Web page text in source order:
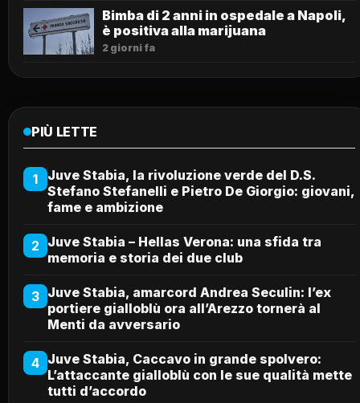
Bimba di 2 anni in ospedale a Napoli,
è positiva alla marijuana
2 giorni fa
PIÙ LETTE
1
Juve Stabia, la rivoluzione verde del D.S.
Stefano Stefanelli e Pietro De Giorgio: giovani,
fame e ambizione
2 Juve Stabia – Hellas Verona: una sfida tra
memoria e storia dei due club
3 Juve Stabia, amarcord Andrea Seculin: l’ex
portiere gialloblù ora all’Arezzo tornerà al
Menti da avversario
4 Juve Stabia, Caccavo in grande spolvero:
L’attaccante gialloblù con le sue qualità mette
tutti d’accordo